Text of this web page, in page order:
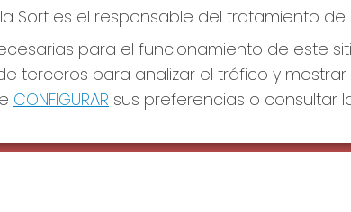
LA SORT REDES SOCIALES
Sort es el responsable del tratamiento
para el funcionamiento de este
terceros para analizar el tráfico y
CONFIGURAR sus preferencias o consultar